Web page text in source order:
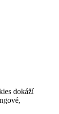
dokáží